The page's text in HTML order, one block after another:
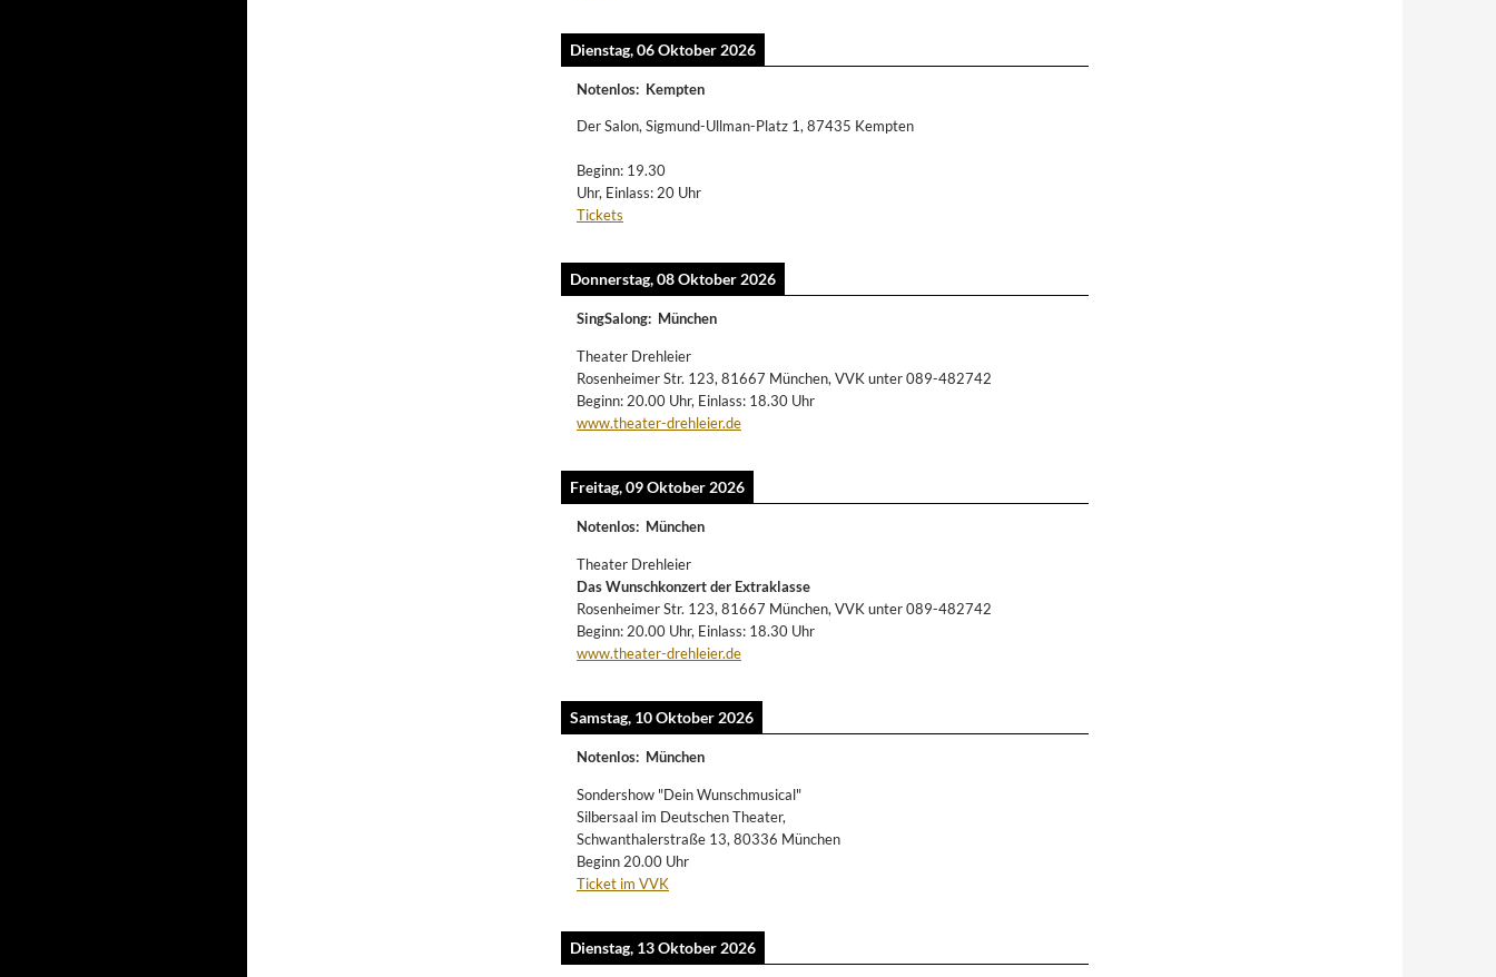
Dienstag, 06 Oktober 2026
Notenlos: Kempten
Der Salon, Sigmund-Ullman-Platz 1, 87435 Kempten
Beginn: 19.30
Uhr, Einlass: 20 Uhr
Tickets
Donnerstag, 08 Oktober 2026
SingSalong: München
Theater Drehleier
Rosenheimer Str. 123, 81667 München, VVK unter 089-482742
Beginn: 20.00 Uhr, Einlass: 18.30 Uhr
www.theater-drehleier.de
Freitag, 09 Oktober 2026
Notenlos: München
Theater Drehleier
Das Wunschkonzert der Extraklasse
Rosenheimer Str. 123, 81667 München, VVK unter 089-482742
Beginn: 20.00 Uhr, Einlass: 18.30 Uhr
www.theater-drehleier.de
Samstag, 10 Oktober 2026
Notenlos: München
Sondershow "Dein Wunschmusical"
Silbersaal im Deutschen Theater,
Schwanthalerstraße 13, 80336 München
Beginn 20.00 Uhr
Ticket im VVK
Dienstag, 13 Oktober 2026